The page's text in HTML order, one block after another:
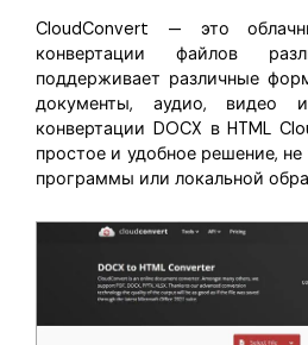
CloudConvert — это
конвертации файлов
поддерживает различные
документы, аудио, видео
конвертации DOCX в HTML
простое и удобное решение,
программы или локальной